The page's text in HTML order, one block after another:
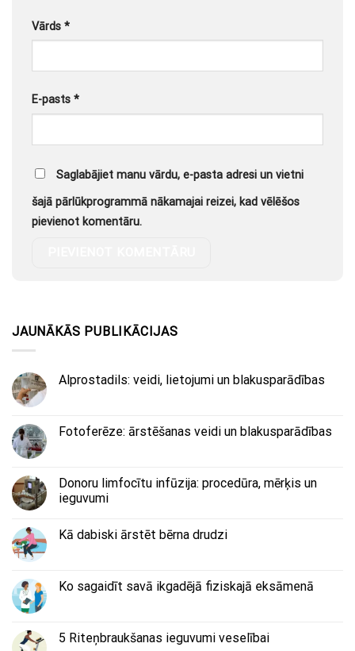
Vārds *
E-pasts *
Saglabājiet manu vārdu, e-pasta adresi un vietni
šajā pārlūkprogrammā nākamajai reizei, kad vēlēšos
pievienot komentāru.
JAUNĀKĀS PUBLIKĀCIJAS
Alprostadils: veidi, lietojumi un blakusparādības
Fotoferēze: ārstēšanas veidi un blakusparādības
Donoru limfocītu infūzija: procedūra, mērķis un
ieguvumi
Kā dabiski ārstēt bērna drudzi
Ko sagaidīt savā ikgadējā fiziskajā eksāmenā
5 Riteņbraukšanas ieguvumi veselībai